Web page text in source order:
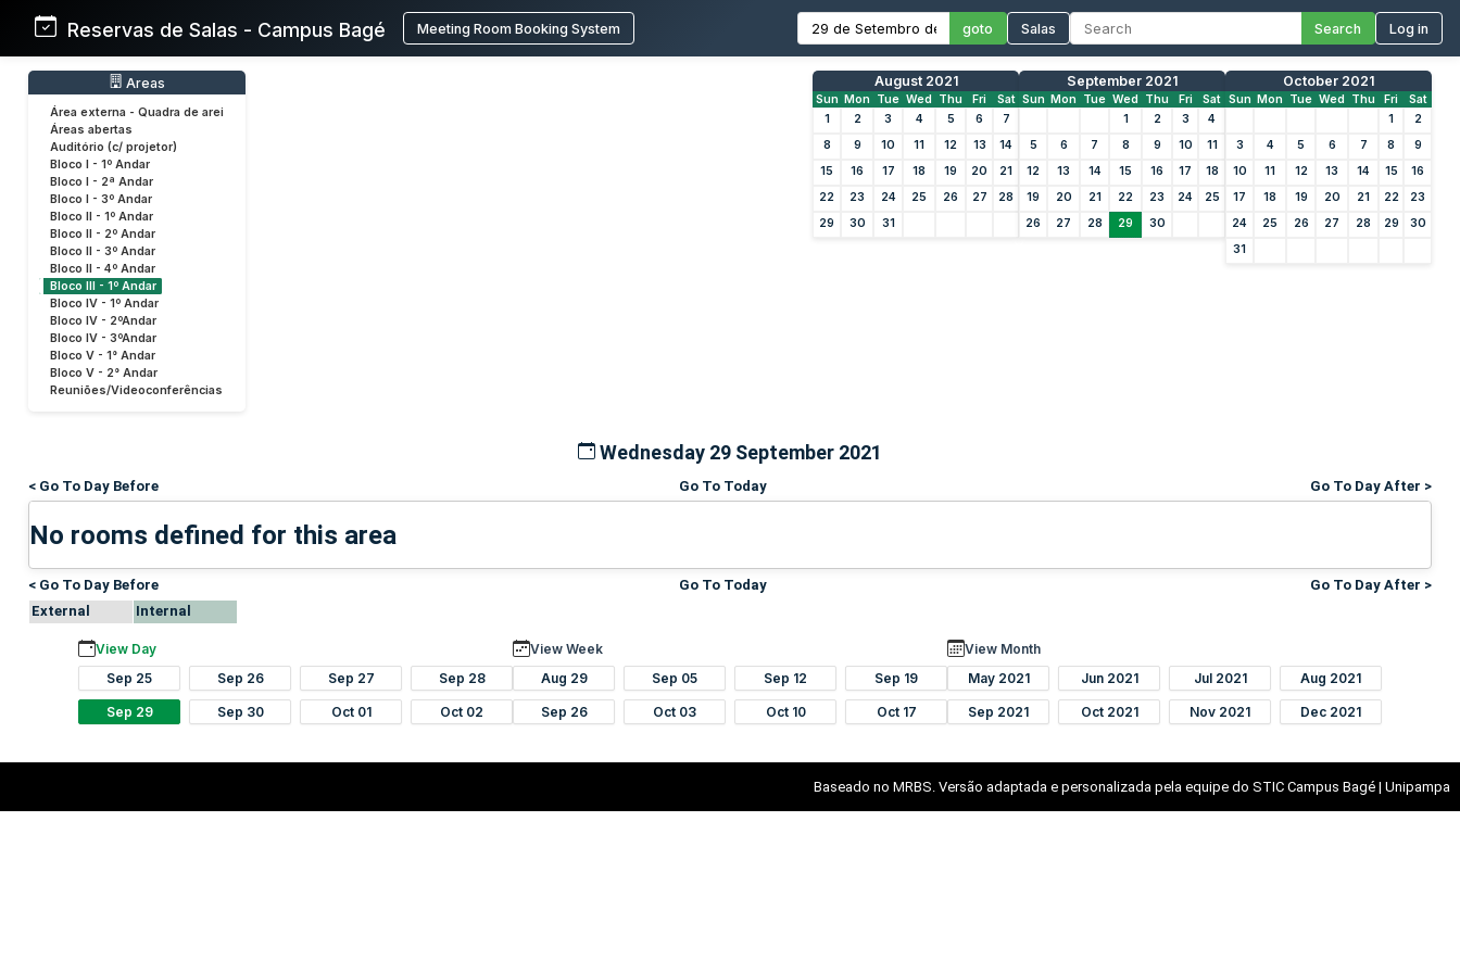
Reservas de Salas - Campus Bagé Meeting Room Booking System goto Salas Search Log in
Areas
Área externa - Quadra de arei
Áreas abertas
Auditório (c/ projetor)
Bloco I - 1º Andar
Bloco I - 2ª Andar
Bloco I - 3º Andar
Bloco II - 1º Andar
Bloco II - 2º Andar
Bloco II - 3º Andar
Bloco II - 4º Andar
Bloco III - 1º Andar
Bloco IV - 1º Andar
Bloco IV - 2ºAndar
Bloco IV - 3ºAndar
Bloco V - 1° Andar
Bloco V - 2° Andar
Reuniões/Videoconferências
August 2021
Sun Mon Tue Wed Thu Fri
Sat
1
2 3 4 5 6
7
8
9 10 11 12 13
14
15
16 17 18 19 20
21
22
23 24 25 26 27
28
29
30 31
September 2021
Sun Mon Tue Wed Thu Fri
Sat
1
2 3
4
5
6 7 8 9 10
11
12
13 14 15 16 17
18
19
20 21 22 23 24
25
26
27 28 29 30
October 2021
Sun Mon Tue Wed Thu Fri
Sat
1
2
3
4 5 6 7 8
9
10
11 12 13 14 15
16
17
18 19 20 21 22
23
24
25 26 27 28 29
30
31
Wednesday 29 September 2021
< Go To Day Before Go To Today Go To Day After >
No rooms defined for this area
< Go To Day Before Go To Today
Go To Day After >
External
Internal
View Day
Sep 25
Sep 26 Sep 27 Sep 28
Sep 29 Sep 30 Oct 01 Oct 02
View Week
Aug 29
Sep 05 Sep 12 Sep 19
Sep 26 Oct 03 Oct 10 Oct 17
View Month
May 2021
Jun 2021 Jul 2021 Aug 2021
Sep 2021 Oct 2021 Nov 2021 Dec 2021
Baseado no MRBS. Versão adaptada e personalizada pela equipe do STIC Campus Bagé | Unipampa